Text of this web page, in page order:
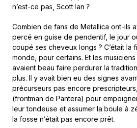
n’est-ce pas, Scott Ian ?
Combien de fans de Metallica ont-ils
percé en guise de pendentif, le jour
coupé ses cheveux longs ? C’était la
monde, pour certains. Et les
avaient beau faire perdurer la
plus. Il y avait bien eu des signes
précurseurs pas encore
(frontman de Pantera) pour
leur tondeuse et assumer la boule à
la fosse n’était pas encore prêt.